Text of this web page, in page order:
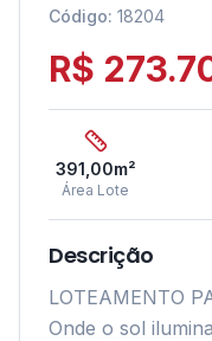
Código: 18204
R$
391,00m²
Área Lote
Descrição
LOTEAMENTO
Onde o sol